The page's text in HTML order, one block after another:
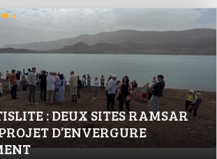
: DEUX SITES RAMSAR
D’ENVERGURE
0